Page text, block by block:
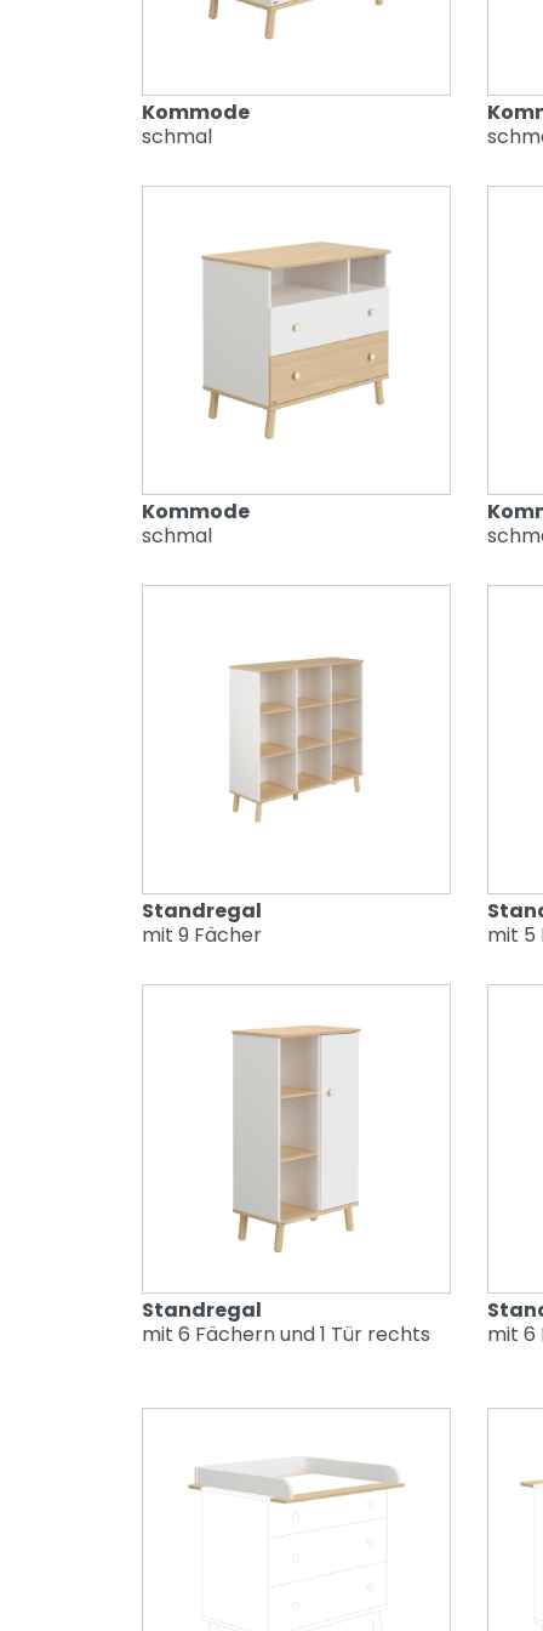
Kommode
schmal
Kommode
schmal
Standregal
mit 9 Fächer
mit 5
Standregal
mit 6 Fächern und 1 Tür rechts
mit 6